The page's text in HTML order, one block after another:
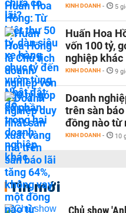
KINH DOANH - 5
Huấn Hoa
vốn 100 tỷ,
nghiệp khác
KINH DOANH - 9
Doanh
trên sàn
đồng nào từ
KINH DOANH - 10
Tin mới
Chủ show